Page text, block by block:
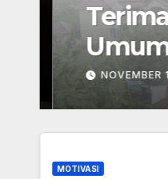
Terima
Umum
NOVEMBER
MOTIVASI